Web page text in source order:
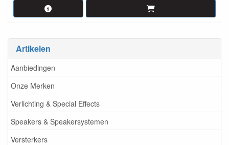
Artikelen
Aanbiedingen
Onze Merken
Verlichting & Special Effects
Speakers & Speakersystemen
Versterkers